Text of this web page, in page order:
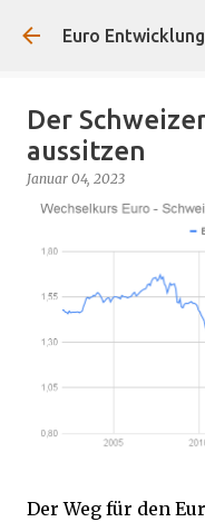
Direkt
Euro
Der
aussitzen
Januar 04, 2023
Der Weg für den